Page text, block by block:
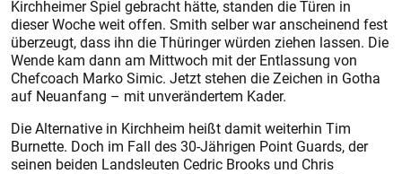
Kirchheimer Spiel gebracht hätte, standen die Türen in
dieser Woche weit offen. Smith selber war anscheinend fest
überzeugt, dass ihn die Thüringer würden ziehen lassen. Die
Wende kam dann am Mittwoch mit der Entlassung von
Chefcoach Marko Simic. Jetzt stehen die Zeichen in Gotha
auf Neuanfang – mit unverändertem Kader.
Die Alternative in Kirchheim heißt damit weiterhin Tim
Burnette. Doch im Fall des 30-Jährigen Point Guards, der
seinen beiden Landsleuten Cedric Brooks und Chris